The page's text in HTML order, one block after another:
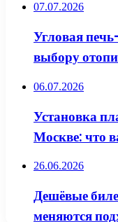
07.07.2026
Угловая
выбору
06.07.2026
Установка
Москве: что
26.06.2026
Дешёвые
меняются